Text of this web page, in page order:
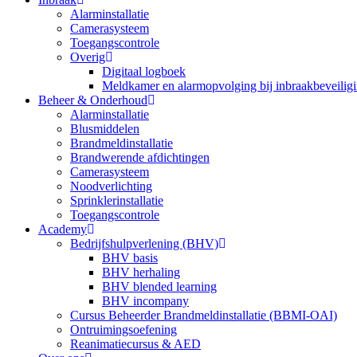
Alarminstallatie
Camerasysteem
Toegangscontrole
Overig
Digitaal logboek
Meldkamer en alarmopvolging bij
Beheer & Onderhoud
Alarminstallatie
Blusmiddelen
Brandmeldinstallatie
Brandwerende afdichtingen
Camerasysteem
Noodverlichting
Sprinklerinstallatie
Toegangscontrole
Academy
Bedrijfshulpverlening (BHV)
BHV basis
BHV herhaling
BHV blended learning
BHV incompany
Cursus Beheerder Brandmeldinstallatie (BBMI-OAI)
Ontruimingsoefening
Reanimatiecursus & AED